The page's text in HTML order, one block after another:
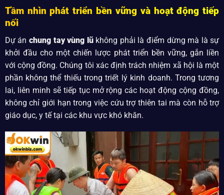
Tầm nhìn phát triển bền vững và hoạt động tiếp
nối
Dự án chung tay vùng lũkhông phải là điểm dừng mà là sự
khởi đầu cho một chiến lược phát triển bền vững, gắn liền
với cộng đồng. Chúng tôi xác định trách nhiệm xã hội là một
phần không thể thiếu trong triết lý kinh doanh. Trong tương
lai, liên minh sẽ tiếp tục mở rộng các hoạt động cộng đồng,
không chỉ giới hạn trong việc cứu trợ thiên tai mà còn hỗ trợ
giáo dục, y tế tại các khu vực khó khăn.